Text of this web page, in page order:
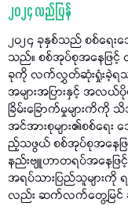
၂၀၂၄ လည်ပြန်
၂၀၂၄ ခုနှစ်သည် စစ်ရေးအေ
သည်။ စစ်အုပ်စုအနေဖြင့်
ခုကို လက်လွှတ်ဆုံးရှုံးခဲ့ရသ
အများအပြားနှင့် အလ
ခြိမ်းခြောက်မှုများကိ
အင်အားစုများ၏စစ်ရေ
ည့်သဖွယ် စစ်အုပ်စုအနေဖြ
နည်းဗျူဟာတရပ်အနေဖ
အရပ်သားပြည်သူများ
လည်း ဆက်လက်တွေ့မြင်